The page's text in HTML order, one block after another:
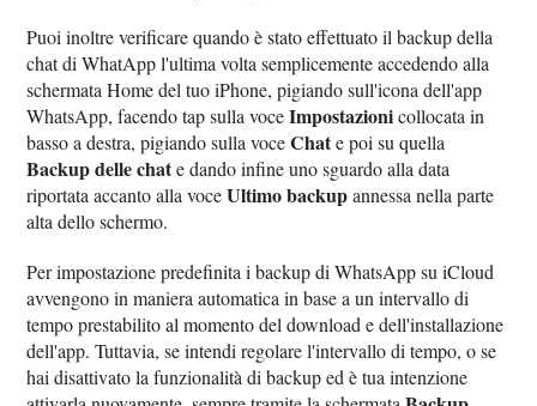
Puoi inoltre verificare quando è stato effettuato il backup della
chat di WhatApp l'ultima volta semplicemente accedendo alla
schermata Home del tuo iPhone, pigiando sull'icona dell'app
WhatsApp, facendo tap sulla voceImpostazionicollocata in
basso a destra, pigiando sulla voceChate poi su quella
Backup delle chate dando infine uno sguardo alla data
riportata accanto alla voceUltimo backupannessa nella parte
alta dello schermo.
Per impostazione predefinita i backup di WhatsApp su iCloud
avvengono in maniera automatica in base a un intervallo di
tempo prestabilito al momento del download e dell'installazione
dell'app. Tuttavia, se intendi regolare l'intervallo di tempo, o se
hai disattivato la funzionalità di backup ed è tua intenzione